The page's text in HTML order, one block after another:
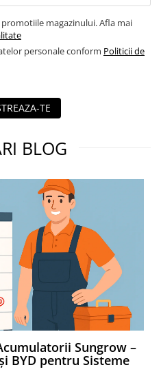
magazinului. Afla mai
personale conform Politicii de
TE
BLOG
Sungrow –
BYD pentru Sisteme